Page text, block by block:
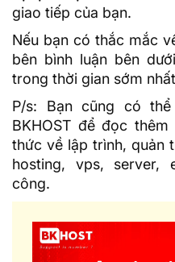
giao tiếp của bạn.
Nếu bạn có thắc mắc
bên bình luận bên
trong thời gian sớm
P/s: Bạn cũng có
BKHOST để đọc thêm
thức về lập trình, quản
hosting, vps, server,
công.